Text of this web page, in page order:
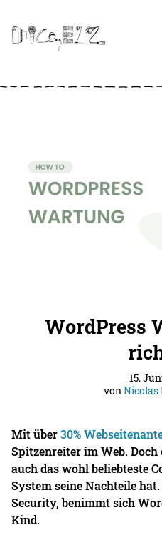
WordPress
15.
vonNicolas
Mit über30%
Spitzenreiter im Web. Doch
auch das wohl beliebteste
System seine Nachteile
Security, benimmt sich
Kind.